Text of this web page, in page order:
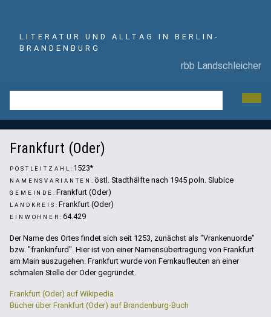
LITERATUR UND ALLTAG IN BERLIN-
BRANDENBURG
rbb Landschleicher
Frankfurt (Oder). Hist. Farbaufnahme (1913)
Frankfurt (Oder)
POSTLEITZAHL: 1523*
NAMENSVARIANTEN:östl. Stadthälfte nach 1945 poln. Slubice
GEMEINDE: Frankfurt (Oder)
LANDKREIS: Frankfurt (Oder)
EINWOHNER: 64.429
Der Name des Ortes findet sich seit 1253, zunächst als "Vrankenuorde"
bzw. "frankinfurd". Hier ist von einer Namensübertragung von Frankfurt
am Main auszugehen. Frankfurt wurde von Fernkaufleuten an einer
schmalen Stelle der Oder gegründet.
Frankfurt (Oder) auf Wikipedia
Bücher über Frankfurt (Oder) auf Brandenburg-Buch